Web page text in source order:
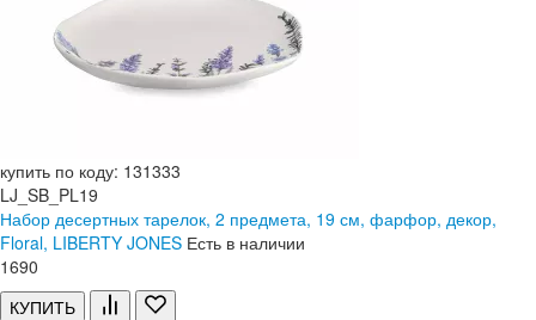
купить по коду: 131333
LJ_SB_PL19
Набор десертных тарелок, 2 предмета, 19 см, фарфор, декор,
Floral, LIBERTY JONES Есть в наличии
1690
КУПИТЬ